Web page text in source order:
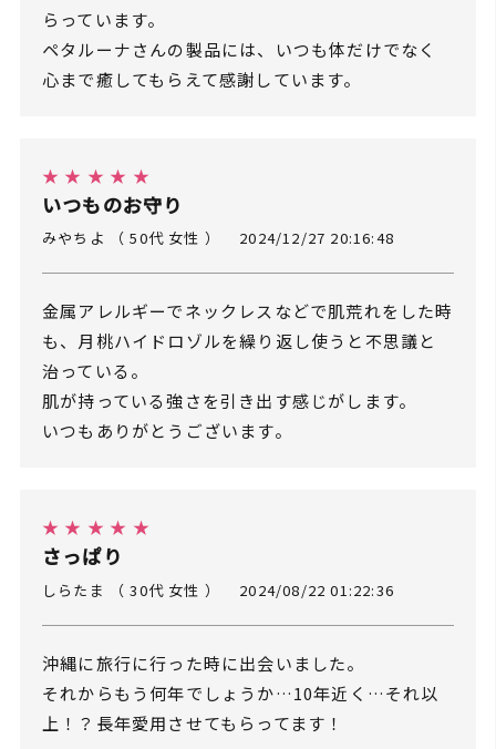
らっています。
ペタルーナさんの製品には、いつも体だけでなく
心まで癒してもらえて感謝しています。
★ ★ ★ ★ ★
いつものお守り
みやちよ （ 50代 女性 ） 2024/12/27 20:16:48
金属アレルギーでネックレスなどで肌荒れをした時
も、月桃ハイドロゾルを繰り返し使うと不思議と
治っている。
肌が持っている強さを引き出す感じがします。
いつもありがとうございます。
★ ★ ★ ★ ★
さっぱり
しらたま （ 30代 女性 ） 2024/08/22 01:22:36
沖縄に旅行に行った時に出会いました。
それからもう何年でしょうか…10年近く…それ以
上！？長年愛用させてもらってます！